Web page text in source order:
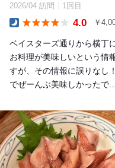
2026/04 訪問 1回目
4.0 ￥
ベイスターズ通りから横丁
お料理が美味しいという情
すが、その情報に誤りなし
でぜーんぶ美味しかったで...